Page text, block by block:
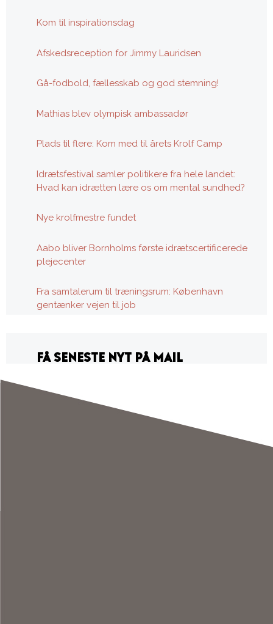
Kom til inspirationsdag
Afskedsreception for Jimmy Lauridsen
Gå-fodbold, fællesskab og god stemning!
Mathias blev olympisk ambassadør
Plads til flere: Kom med til årets Krolf Camp
Idrætsfestival samler politikere fra hele landet:
Hvad kan idrætten lære os om mental sundhed?
Nye krolfmestre fundet
Aabo bliver Bornholms første idrætscertificerede
plejecenter
Fra samtalerum til træningsrum: København
gentænker vejen til job
FÅ SENESTE NYT PÅ MAIL